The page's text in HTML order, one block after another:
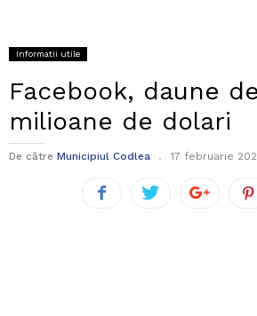
Informatii utile
Facebook, daune
milioane de dolari
De către Municipiul Codlea 17 februarie